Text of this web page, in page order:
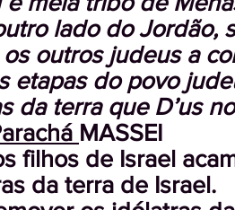
lado do Jordão,
outros judeus a
etapas do povo
da terra que D’us
MASSEI
filhos de Israel
da terra de Israel.